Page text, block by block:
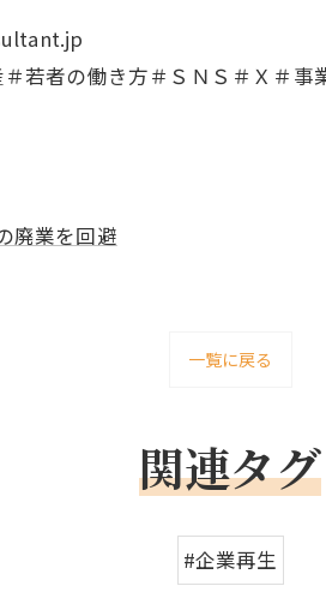
若者の働き方＃ＳＮＳ＃Ｘ＃
廃業を回避
一覧に戻る
関連タグ
#企業再生